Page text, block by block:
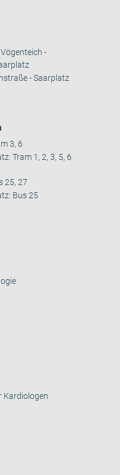
-
- Saarplatz
3, 6
Tram 1, 2, 3, 5, 6
25, 27
Bus 25
Kardiologen